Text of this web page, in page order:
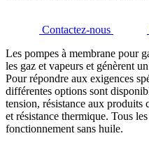
Contactez-nous
Les pompes à membrane pour
les gaz et vapeurs et génèrent
Pour répondre aux exigences
différentes options sont
tension, résistance aux
et résistance thermique. Tous
fonctionnement sans huile.